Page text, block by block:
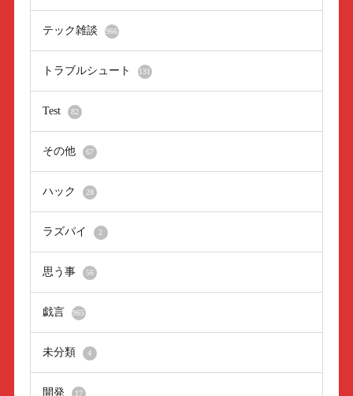
テック雑談 966
トラブルシュート 131
Test 82
その他 67
ハック 28
ラズパイ 2
思う事 56
戯言 965
未分類 4
開発 17